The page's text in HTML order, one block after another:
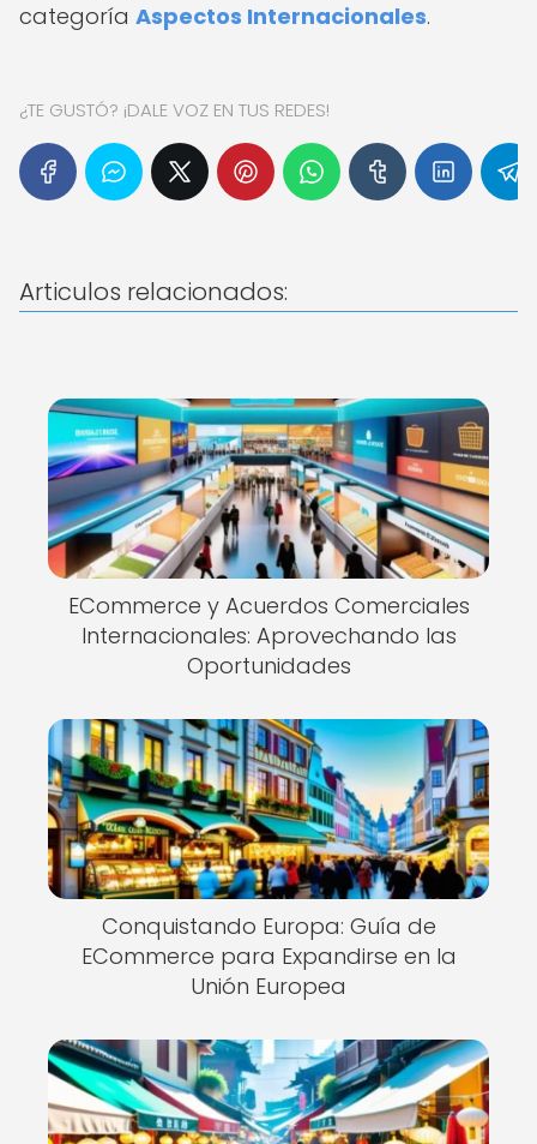
categoría Aspectos Internacionales.
¿TE GUSTÓ? ¡DALE VOZ EN TUS REDES!
Articulos relacionados:
ECommerce y Acuerdos Comerciales
Internacionales: Aprovechando las
Oportunidades
Conquistando Europa: Guía de
ECommerce para Expandirse en la
Unión Europea